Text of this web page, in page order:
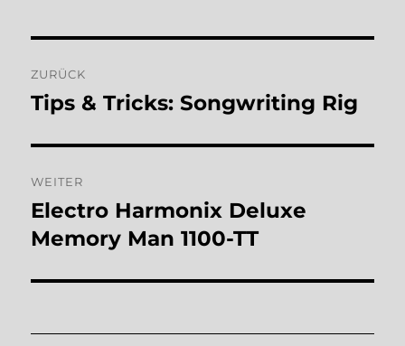
ZURÜCK
Vorheriger
Tips & Tricks: Songwriting Rig
WEITER
Nächster
Beitrag:
Electro Harmonix Deluxe
Memory Man 1100-TT